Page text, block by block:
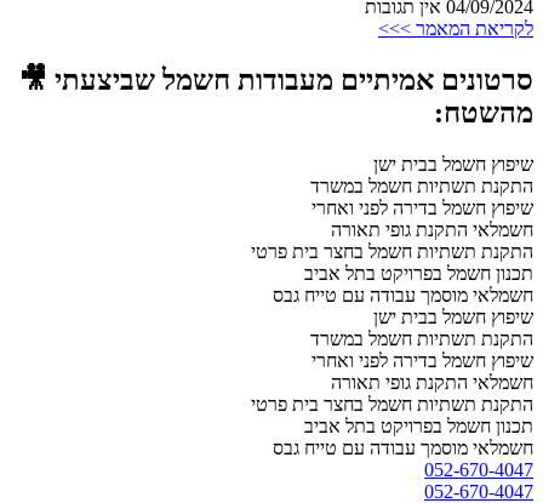
04/09/2024 אין תגובות
לקריאת המאמר >>>
סרטונים אמיתיים מעבודות חשמל שביצעתי 🎥
מהשטח:
שיפוץ חשמל בבית ישן
התקנת תשתיות חשמל במשרד
שיפוץ חשמל בדירה לפני ואחרי
חשמלאי התקנת גופי תאורה
התקנת תשתיות חשמל בחצר בית פרטי
תכנון חשמל בפרויקט בתל אביב
חשמלאי מוסמך עבודה עם טייח גבס
שיפוץ חשמל בבית ישן
התקנת תשתיות חשמל במשרד
שיפוץ חשמל בדירה לפני ואחרי
חשמלאי התקנת גופי תאורה
התקנת תשתיות חשמל בחצר בית פרטי
תכנון חשמל בפרויקט בתל אביב
חשמלאי מוסמך עבודה עם טייח גבס
052-670-4047
052-670-4047